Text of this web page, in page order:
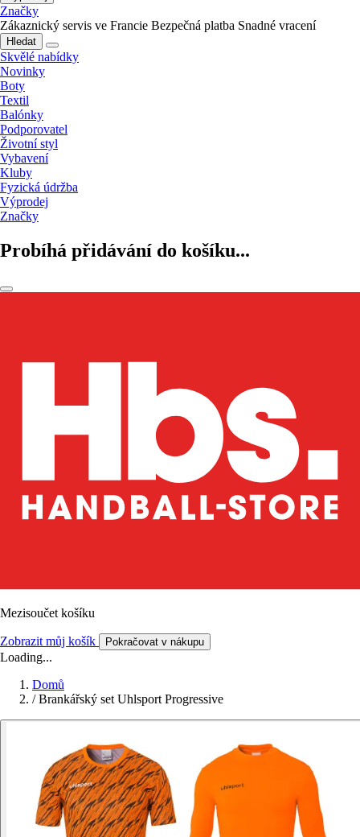
Značky
Zákaznický servis ve Francie Bezpečná platba Snadné vracení
Hledat
Skvělé nabídky
Novinky
Boty
Textil
Balónky
Podporovatel
Životní styl
Vybavení
Kluby
Fyzická údržba
Výprodej
Značky
Probíhá přidávání do košíku...
Mezisoučet košíku
Zobrazit můj košík Pokračovat v nákupu
Loading...
Domů
/ Brankářský set Uhlsport Progressive